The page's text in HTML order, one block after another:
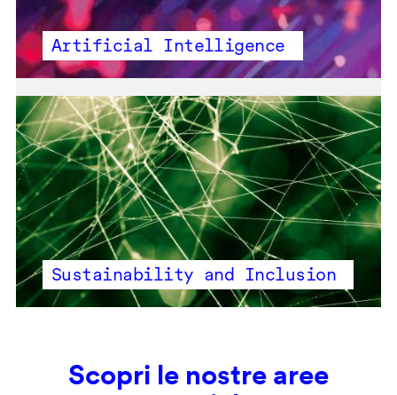
Artificial Intelligence
Sustainability and Inclusion
Scopri le nostre aree